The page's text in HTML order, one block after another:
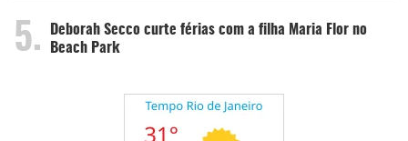
5.
Deborah Secco curte férias com a filha Maria Flor no
Beach Park